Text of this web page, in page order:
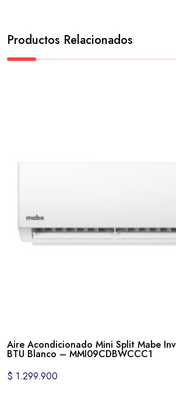
Productos Relacionados
Aire Acondicionado Mini Split Mabe
BTU Blanco – MMI09CDBWCCC1
$ 1.299.900